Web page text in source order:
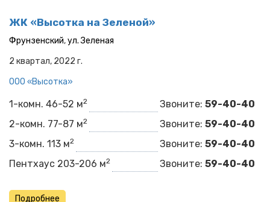
ЖК «Высотка на Зеленой»
Фрунзенский,ул. Зеленая
2 квартал, 2022 г.
ООО «Высотка»
1-комн. 46-52 м2 Звоните: 59-40-40
2-комн. 77-87 м2 Звоните: 59-40-40
3-комн. 113 м2 Звоните: 59-40-40
Пентхаус 203-206 м2 Звоните: 59-40-40
Подробнее